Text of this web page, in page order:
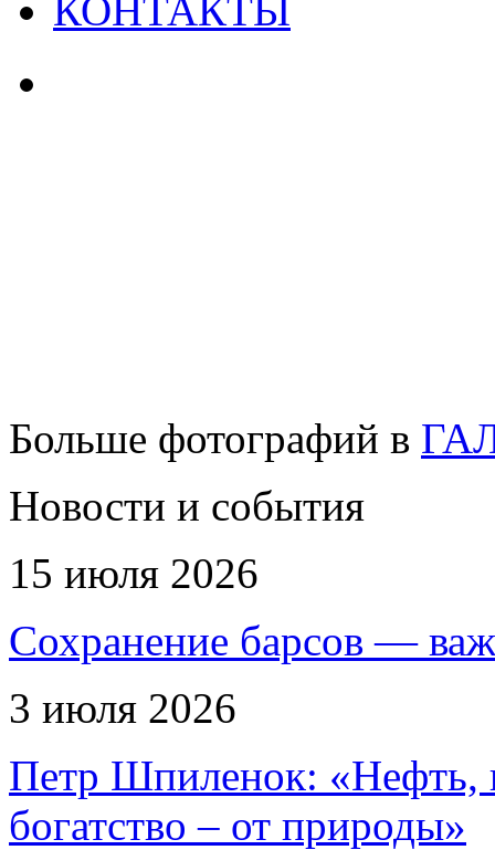
КОНТАКТЫ
Больше фотографий в
Новости и события
15 июля 2026
Сохранение барсов —
3 июля 2026
Петр Шпиленок: «Нефть,
богатство – от природы»